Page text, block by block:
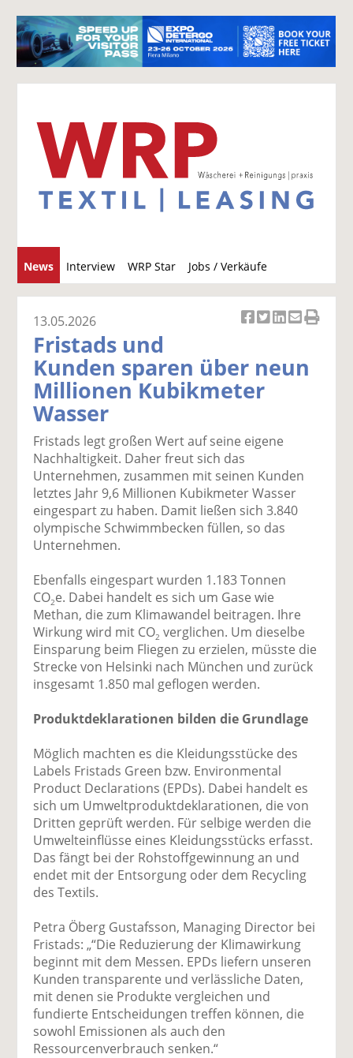
News Interview WRP Star Jobs / Verkäufe
u
c
k
el
a
F
ac
e
b
o
o
il
e
n
k
el
t
tt
er
n
k
Li
k
e
di
n
e
n
k
ai
l
v
n
k
13.05.2026
Fristads und
Kunden sparen über neun
Millionen Kubikmeter
Wasser
Fristads legt großen Wert auf seine eigene
Nachhaltigkeit. Daher freut sich das
Unternehmen, zusammen mit seinen Kunden
letztes Jahr 9,6 Millionen Kubikmeter Wasser
eingespart zu haben. Damit ließen sich 3.840
olympische Schwimmbecken füllen, so das
Unternehmen.
Ebenfalls eingespart wurden 1.183 Tonnen
CO2e. Dabei handelt es sich um Gase wie
Methan, die zum Klimawandel beitragen. Ihre
Wirkung wird mit CO2 verglichen. Um dieselbe
Einsparung beim Fliegen zu erzielen, müsste die
Strecke von Helsinki nach München und zurück
insgesamt 1.850 mal geflogen werden.
Produktdeklarationen bilden die Grundlage
Möglich machten es die Kleidungsstücke des
Labels Fristads Green bzw. Environmental
Product Declarations (EPDs). Dabei handelt es
sich um Umweltproduktdeklarationen, die von
Dritten geprüft werden. Für selbige werden die
Umwelteinflüsse eines Kleidungsstücks erfasst.
Das fängt bei der Rohstoffgewinnung an und
endet mit der Entsorgung oder dem Recycling
des Textils.
Petra Öberg Gustafsson, Managing Director bei
Fristads: „“Die Reduzierung der Klimawirkung
beginnt mit dem Messen. EPDs liefern unseren
Kunden transparente und verlässliche Daten,
mit denen sie Produkte vergleichen und
fundierte Entscheidungen treffen können, die
sowohl Emissionen als auch den
Ressourcenverbrauch senken.“